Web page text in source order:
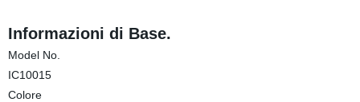
Informazioni di Base.
Model No.
IC10015
Colore